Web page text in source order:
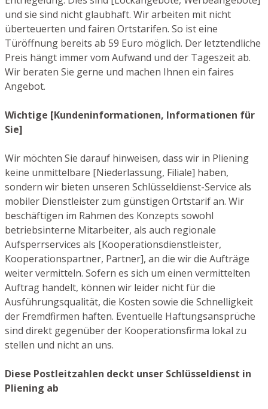
und sie sind nicht glaubhaft. Wir arbeiten mit nicht
überteuerten und fairen Ortstarifen. So ist eine
Türöffnung bereits ab 59 Euro möglich. Der letztendliche
Preis hängt immer vom Aufwand und der Tageszeit ab.
Wir beraten Sie gerne und machen Ihnen ein faires
Angebot.
Wichtige [Kundeninformationen, Informationen für
Sie]
Wir möchten Sie darauf hinweisen, dass wir in Pliening
keine unmittelbare [Niederlassung, Filiale] haben,
sondern wir bieten unseren Schlüsseldienst-Service als
mobiler Dienstleister zum günstigen Ortstarif an. Wir
beschäftigen im Rahmen des Konzepts sowohl
betriebsinterne Mitarbeiter, als auch regionale
Aufsperrservices als [Kooperationsdienstleister,
Kooperationspartner, Partner], an die wir die Aufträge
weiter vermitteln. Sofern es sich um einen vermittelten
Auftrag handelt, können wir leider nicht für die
Ausführungsqualität, die Kosten sowie die Schnelligkeit
der Fremdfirmen haften. Eventuelle Haftungsansprüche
sind direkt gegenüber der Kooperationsfirma lokal zu
stellen und nicht an uns.
Diese Postleitzahlen deckt unser Schlüsseldienst in
Pliening ab